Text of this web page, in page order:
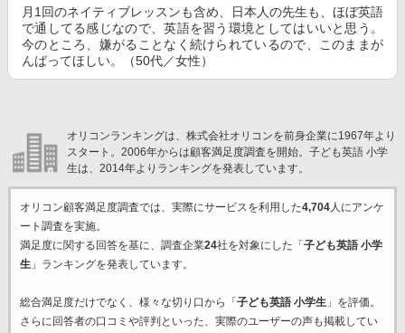
月1回のネイティブレッスンも含め、日本人の先生も、ほぼ英語
で通してる感じなので、英語を習う環境としてはいいと思う。
今のところ、嫌がることなく続けられているので、このままが
んばってほしい。（50代／女性）
オリコンランキングは、株式会社オリコンを前身企業に1967年より
スタート。2006年からは顧客満足度調査を開始。子ども英語 小学
生は、2014年よりランキングを発表しています。
オリコン顧客満足度調査では、実際にサービスを利用した4,704人にアンケ
ート調査を実施。
満足度に関する回答を基に、調査企業24社を対象にした「 子ども英語 小学
生」ランキングを発表しています。
総合満足度だけでなく、様々な切り口から「 子ども英語 小学生」を評価。
さらに回答者の口コミや評判といった、実際のユーザーの声も掲載してい